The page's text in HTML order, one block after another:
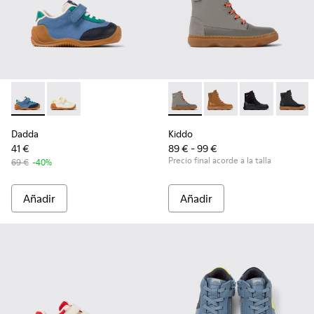
Dadda - K800607-006 - Sneakers de tejido y piel multicolor
Dadda - K800607-008
Dadda
41 €
69 € -40%
Añadir
Kiddo - K900363-003 -
Kiddo - K900363-008
Kiddo -Kiddo
Kiddo
89 € - 99 €
Precio final acorde a la talla
Añadir